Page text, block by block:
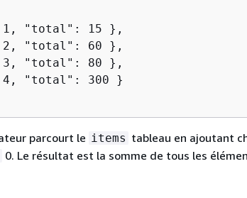
"total": 15 },
"total": 60 },
"total": 80 },
"total": 300 }
parcourt le items tableau en ajoutant
0. Le résultat est la somme de tous les